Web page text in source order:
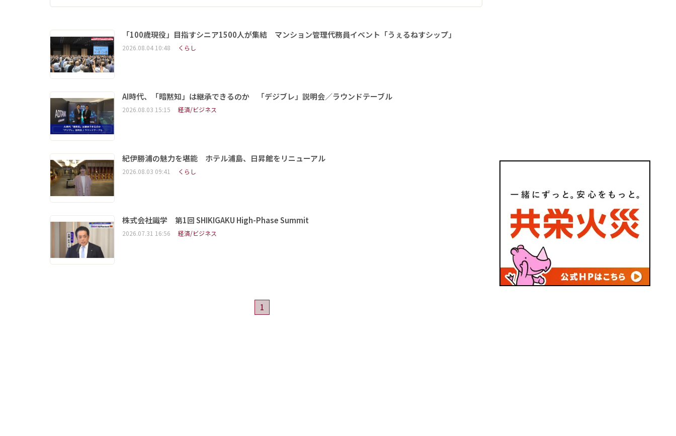
「100歳現役」目指すシニア1500人が集結 マンション管理代務員イベント「うぇるねすシップ」
2026.08.04 10:48 くらし
AI時代、「暗黙知」は継承できるのか 「デジブレ」説明会／ラウンドテーブル
2026.08.03 15:15 経済/ビジネス
紀伊勝浦の魅力を堪能 ホテル浦島、日昇館をリニューアル
2026.08.03 09:41 くらし
株式会社識学 第1回 SHIKIGAKU High-Phase Summit
2026.07.31 16:56 経済/ビジネス
1